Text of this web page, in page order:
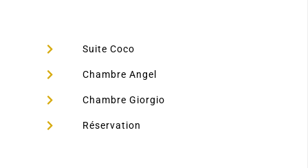
Suite Coco
Chambre Angel
Chambre Giorgio
Réservation